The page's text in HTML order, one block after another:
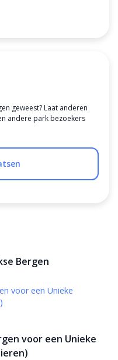
geweest? Laat anderen
andere park bezoekers
Bergen
voor een Unieke